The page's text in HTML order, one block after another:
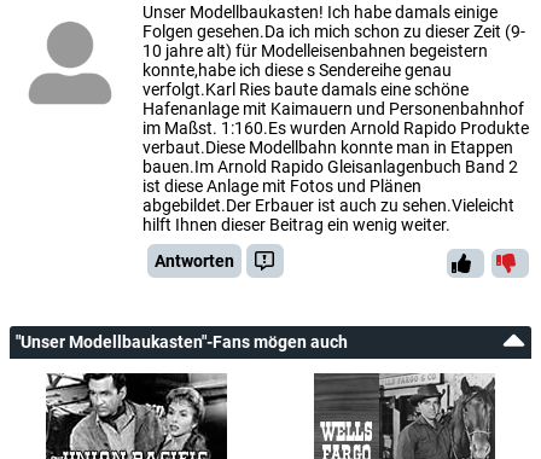
Unser Modellbaukasten! Ich habe damals einige
Folgen gesehen.Da ich mich schon zu dieser Zeit (9-
10 jahre alt) für Modelleisenbahnen begeistern
konnte,habe ich diese s Sendereihe genau
verfolgt.Karl Ries baute damals eine schöne
Hafenanlage mit Kaimauern und Personenbahnhof
im Maßst. 1:160.Es wurden Arnold Rapido Produkte
verbaut.Diese Modellbahn konnte man in Etappen
bauen.Im Arnold Rapido Gleisanlagenbuch Band 2
ist diese Anlage mit Fotos und Plänen
abgebildet.Der Erbauer ist auch zu sehen.Vieleicht
hilft Ihnen dieser Beitrag ein wenig weiter.
Antworten
"Unser Modellbaukasten"-Fans mögen auch